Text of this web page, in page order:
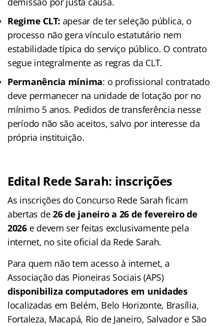
Regime CLT: apesar de ter seleção pública, o
processo não gera vínculo estatutário nem
estabilidade típica do serviço público. O contrato
segue integralmente as regras da CLT.
Permanência mínima: o profissional contratado
deve permanecer na unidade de lotação por no
mínimo 5 anos. Pedidos de transferência nesse
período não são aceitos, salvo por interesse da
própria instituição.
Edital Rede Sarah: inscrições
As inscrições do Concurso Rede Sarah ficam
abertas de26 de janeiro a 26 de fevereiro de
2026e devem ser feitas exclusivamente pela
internet, no site oficial da Rede Sarah.
Para quem não tem acesso à internet, a
Associação das Pioneiras Sociais (APS)
disponibiliza computadores em unidades
localizadas em Belém, Belo Horizonte, Brasília,
Fortaleza, Macapá, Rio de Janeiro, Salvador e São